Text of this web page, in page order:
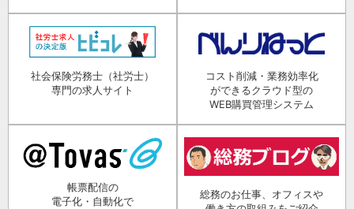
社会保険労務士（社労士）
専門の求人サイト
コスト削減・業務効率化
ができるクラウド型の
WEB購買管理システム
帳票配信の
電子化・自動化で
総務のお仕事、オフィスや